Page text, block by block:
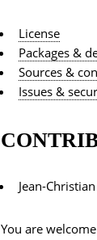
License
Packages &
Sources &
Issues &
Jean-
You are